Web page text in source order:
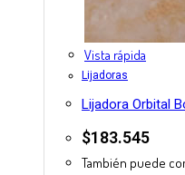
Vista rápida
Lijadoras
Lijadora Orbital
$183.545
También puede